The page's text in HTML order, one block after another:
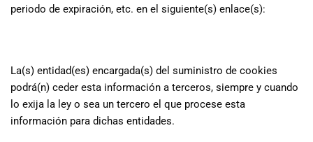
periodo de expiración, etc. en el siguiente(s) enlace(s):
La(s) entidad(es) encargada(s) del suministro de cookies
podrá(n) ceder esta información a terceros, siempre y cuando
lo exija la ley o sea un tercero el que procese esta
información para dichas entidades.